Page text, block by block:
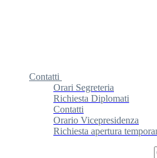
Contatti
Orari Segreteria
Richiesta Diplomati
Contatti
Orario Vicepresidenza
Richiesta apertura